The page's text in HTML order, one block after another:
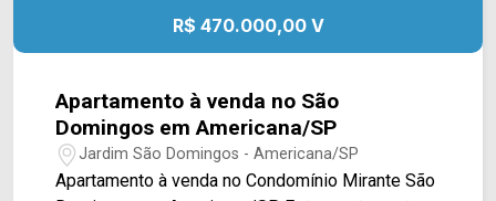
R$ 470.000,00 V
Apartamento à venda no São
Domingos em Americana/SP
Jardim São Domingos - Americana/SP
Apartamento à venda no Condomínio Mirante São